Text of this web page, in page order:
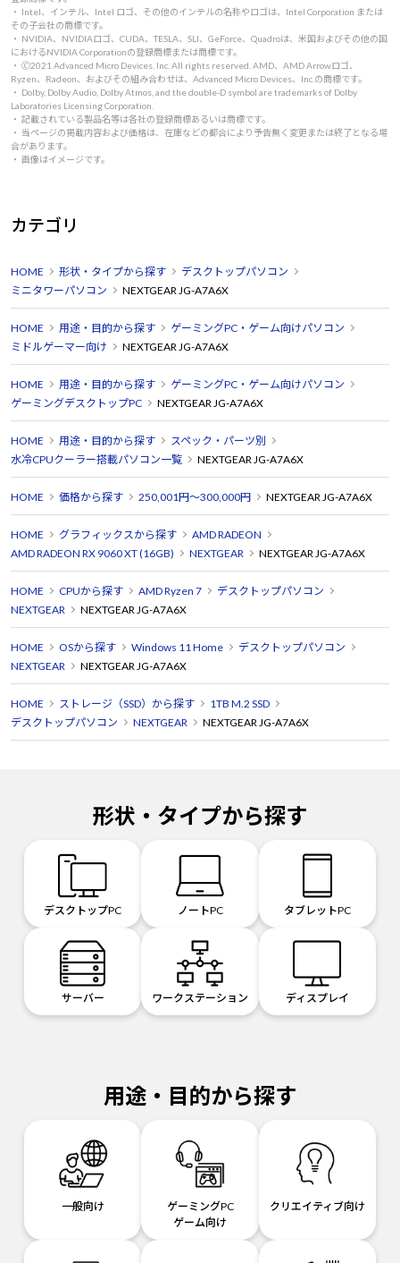
・ Intel、インテル、Intel ロゴ、その他のインテルの名称やロゴは、Intel Corporation または
その子会社の商標です。
・ NVIDIA、NVIDIAロゴ、CUDA、TESLA、SLI、GeForce、Quadroは、米国およびその他の国
におけるNVIDIA Corporationの登録商標または商標です。
・ 🄫2021 Advanced Micro Devices, Inc. All rights reserved. AMD、AMD Arrowロゴ、
Ryzen、Radeon、およびその組み合わせは、Advanced Micro Devices、Inc.の商標です。
・ Dolby, Dolby Audio, Dolby Atmos, and the double-D symbol are trademarks of Dolby
Laboratories Licensing Corporation.
・ 記載されている製品名等は各社の登録商標あるいは商標です。
・ 当ページの掲載内容および価格は、在庫などの都合により予告無く変更または終了となる場
合があります。
・ 画像はイメージです。
カテゴリ
HOME 形状・タイプから探す
デスクトップパソコン
ミニタワーパソコン
NEXTGEAR JG-A7A6X
HOME 用途・目的から探す
ゲーミングPC・ゲーム向けパソコン
ミドルゲーマー向け
NEXTGEAR JG-A7A6X
HOME 用途・目的から探す
ゲーミングPC・ゲーム向けパソコン
ゲーミングデスクトップPC
NEXTGEAR JG-A7A6X
HOME 用途・目的から探す
スペック・パーツ別
水冷CPUクーラー搭載パソコン一覧
NEXTGEAR JG-A7A6X
HOME 価格から探す 250,001円～300,000円 NEXTGEAR JG-A7A6X
HOME グラフィックスから探す
AMD RADEON
AMD RADEON RX 9060 XT (16GB)
NEXTGEAR NEXTGEAR JG-A7A6X
HOME CPUから探す AMD Ryzen 7
デスクトップパソコン
NEXTGEAR
NEXTGEAR JG-A7A6X
HOME OSから探す Windows 11 Home
デスクトップパソコン
NEXTGEAR
NEXTGEAR JG-A7A6X
HOME ストレージ（SSD）から探す
1TB M.2 SSD
デスクトップパソコン
NEXTGEAR NEXTGEAR JG-A7A6X
形状・タイプから探す
デスクトップPC ノートPC タブレットPC
サーバー ワークステーション ディスプレイ
用途・目的から探す
一般向け
ゲーミングPC
ゲーム向け
クリエイティブ向け